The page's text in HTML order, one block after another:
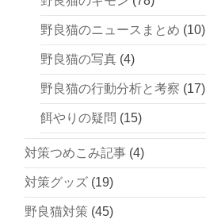
野良猫のニュースまとめ (10)
野良猫の写真(4)
野良猫の行動分析と考察 (17)
餌やりの疑問 (15)
対策つめこみ記事(4)
対策グッズ(19)
野良猫対策(45)